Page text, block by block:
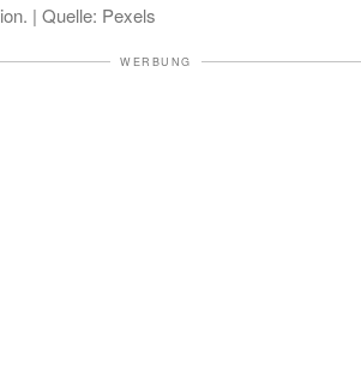
| Quelle: Pexels
WERBUNG